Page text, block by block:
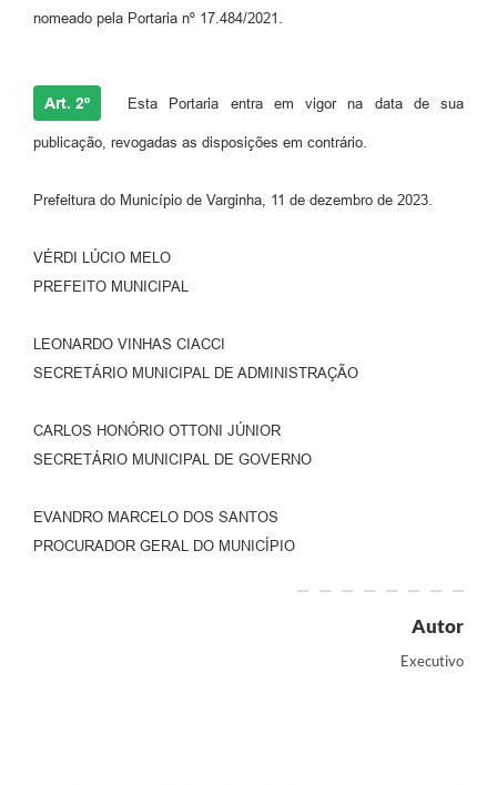
nomeado pela Portaria nº 17.484/2021.
Art. 2º Esta Portaria entra em vigor na data de sua
publicação, revogadas as disposições em contrário.
Prefeitura do Município de Varginha, 11 de dezembro de 2023.
VÉRDI LÚCIO MELO
PREFEITO MUNICIPAL
LEONARDO VINHAS CIACCI
SECRETÁRIO MUNICIPAL DE ADMINISTRAÇÃO
CARLOS HONÓRIO OTTONI JÚNIOR
SECRETÁRIO MUNICIPAL DE GOVERNO
EVANDRO MARCELO DOS SANTOS
PROCURADOR GERAL DO MUNICÍPIO
Autor
Executivo